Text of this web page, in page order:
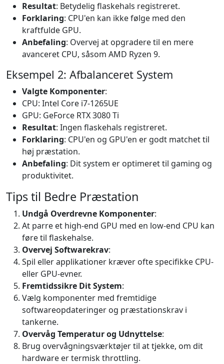
Resultat: Betydelig flaskehals registreret.
Forklaring: CPU'en kan ikke følge med den
kraftfulde GPU.
Anbefaling: Overvej at opgradere til en mere
avanceret CPU, såsom AMD Ryzen 9.
Eksempel 2: Afbalanceret System
Valgte Komponenter:
CPU: Intel Core i7-1265UE
GPU: GeForce RTX 3080 Ti
Resultat: Ingen flaskehals registreret.
Forklaring: CPU'en og GPU'en er godt matchet til
høj præstation.
Anbefaling: Dit system er optimeret til gaming og
produktivitet.
Tips til Bedre Præstation
Undgå Overdrevne Komponenter:
At parre et high-end GPU med en low-end CPU kan
føre til flaskehalse.
Overvej Softwarekrav:
Spil eller applikationer kræver ofte specifikke CPU-
eller GPU-evner.
Fremtidssikre Dit System:
Vælg komponenter med fremtidige
softwareopdateringer og præstationskrav i
tankerne.
Overvåg Temperatur og Udnyttelse:
Brug overvågningsværktøjer til at tjekke, om dit
hardware er termisk throttling.